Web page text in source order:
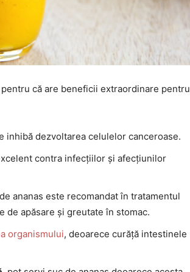
pentru că are beneficii extraordinare pentru
inhibă dezvoltarea celulelor canceroase.
contra infecțiilor și afecțiunilor
ananas este recomandat în tratamentul
apăsare și greutate în stomac.
organismului, deoarece curăță intestinele